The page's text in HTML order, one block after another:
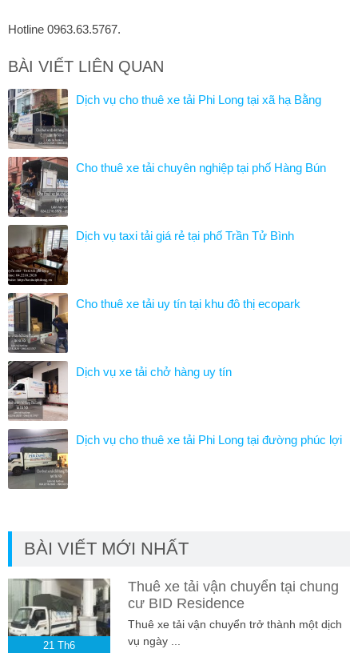
Hotline 0963.63.5767.
BÀI VIẾT LIÊN QUAN
Dịch vụ cho thuê xe tải Phi Long tại xã hạ Bằng
Cho thuê xe tải chuyên nghiệp tại phố Hàng Bún
Dịch vụ taxi tải giá rẻ tại phố Trần Tử Bình
Cho thuê xe tải uy tín tại khu đô thị ecopark
Dịch vụ xe tải chở hàng uy tín
Dịch vụ cho thuê xe tải Phi Long tại đường phúc lợi
BÀI VIẾT MỚI NHẤT
21 Th6
Thuê xe tải vận chuyển tại chung
cư BID Residence
Thuê xe tải vận chuyển trở thành một dịch
vụ ngày ...